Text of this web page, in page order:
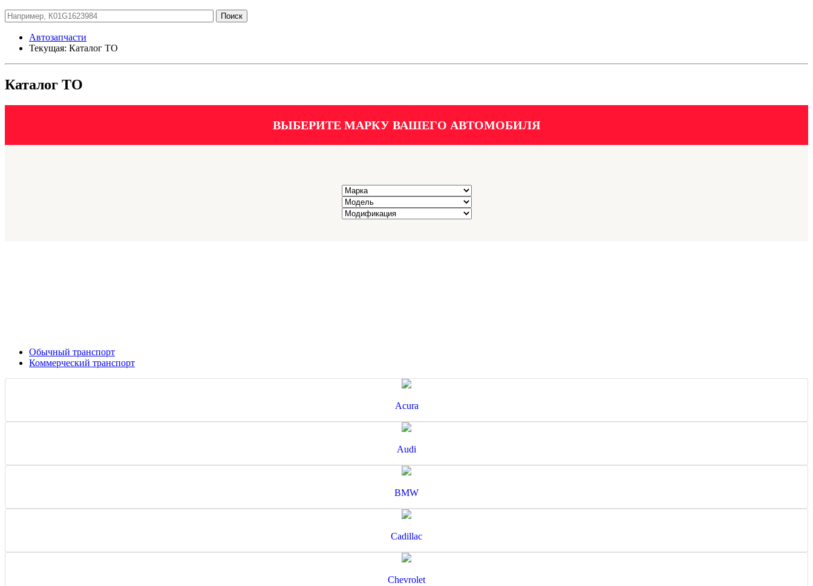
Автозапчасти
Текущая: Каталог ТО
Каталог ТО
ВЫБЕРИТЕ МАРКУ ВАШЕГО АВТОМОБИЛЯ
Обычный транспорт
Коммерческий транспорт
Acura
Audi
BMW
Cadillac
Chevrolet